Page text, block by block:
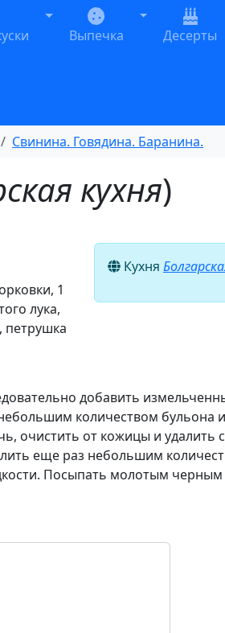
Toggle Dropdown
Выпечка
Toggle
Десерты
Dropdown
Свинина. Говядина. Баранина.
кухня)
1
лука,
петрушка
Кухня
добавить
количеством бульона
очистить от кожицы и удалить
еще раз небольшим
Посыпать молотым